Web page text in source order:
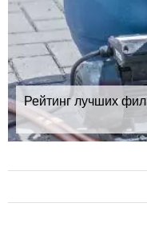
Рейтинг лучших